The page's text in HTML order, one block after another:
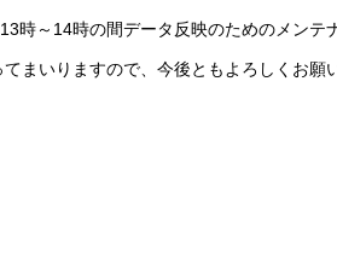
時～14時の間データ反映のためのメンテ
まいりますので、今後ともよろしくお願